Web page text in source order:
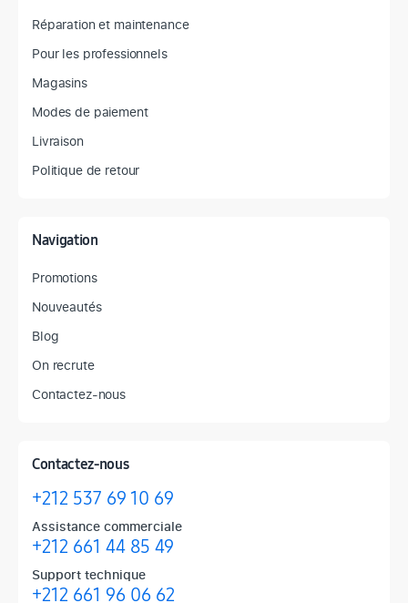
Réparation et maintenance
Pour les professionnels
Magasins
Modes de paiement
Livraison
Politique de retour
Navigation
Promotions
Nouveautés
Blog
On recrute
Contactez-nous
Contactez-nous
+212 537 69 10 69
Assistance commerciale
+212 661 44 85 49
Support technique
+212 661 96 06 62